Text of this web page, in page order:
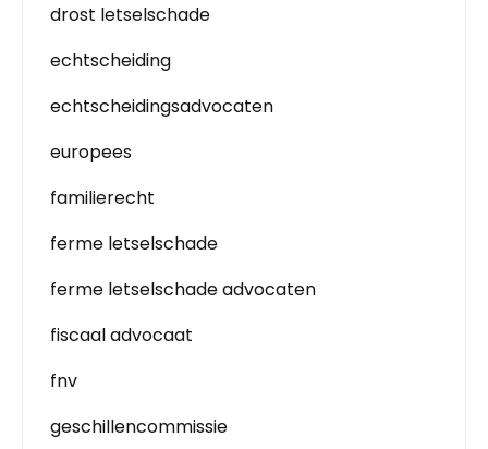
drost letselschade
echtscheiding
echtscheidingsadvocaten
europees
familierecht
ferme letselschade
ferme letselschade advocaten
fiscaal advocaat
fnv
geschillencommissie